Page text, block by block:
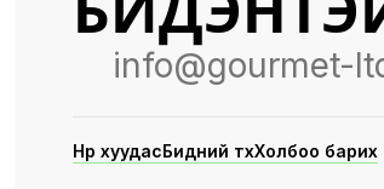
info@gourmet-
Нүүр хуудасБидний түүхХолбоо барих